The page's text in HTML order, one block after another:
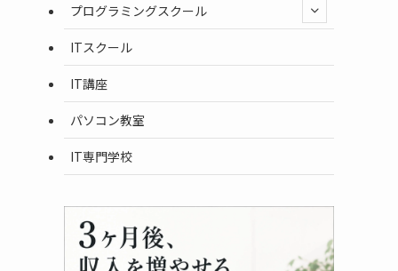
プログラミングスクール
ITスクール
IT講座
パソコン教室
IT専門学校